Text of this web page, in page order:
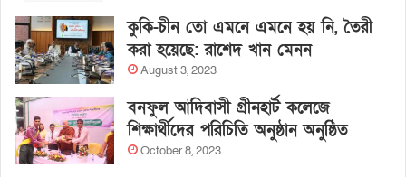
কুকি-চীন তো এমনে এমনে হয় নি, তৈরী
করা হয়েছে: রাশেদ খান মেনন
August 3, 2023
বনফুল আদিবাসী গ্রীনহার্ট কলেজে
শিক্ষার্থীদের পরিচিতি অনুষ্ঠান অনুষ্ঠিত
October 8, 2023